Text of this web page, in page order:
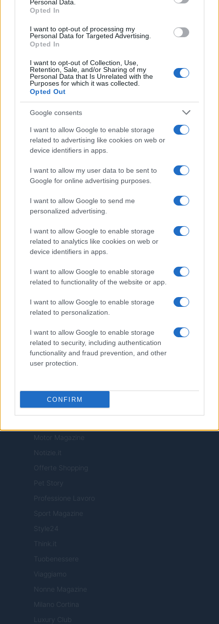
Personal Data.
Opted In
I want to opt-out of processing my
Personal Data for Targeted Advertising.
Opted In
I want to opt-out of Collection, Use,
Retention, Sale, and/or Sharing of my
Personal Data that Is Unrelated with the
Purposes for which it was collected.
Opted Out
Google consents
I want to allow Google to enable storage
related to advertising like cookies on web or
device identifiers in apps.
I want to allow my user data to be sent to
Google for online advertising purposes.
I want to allow Google to send me
personalized advertising.
I want to allow Google to enable storage
related to analytics like cookies on web or
device identifiers in apps.
I want to allow Google to enable storage
related to functionality of the website or app.
I want to allow Google to enable storage
related to personalization.
I want to allow Google to enable storage
related to security, including authentication
functionality and fraud prevention, and other
user protection.
CONFIRM
SEZIONI
TROVARE LAVORO
STIPENDI
MAGAZINE
Redazione
Ultime notizie
LEGALE
Cookie Policy
Privacy Policy
Note legali
Trattamento dati
Copyright © 2026 · Edito da AdHub Media — Italia
I contenuti sono curati dalla redazione con il supporto di strumenti digitali e
realizzati in collaborazione con autori indipendenti.
ITALIA
Casa Magazine
Donne Magazine
Food Blog
Motor Magazine
Notizie.it
Offerte Shopping
Pet Story
Professione Lavoro
Sport Magazine
Style24
Think.it
Tuobenessere
Viaggiamo
Nonne Magazine
Milano Cortina
Luxury Club